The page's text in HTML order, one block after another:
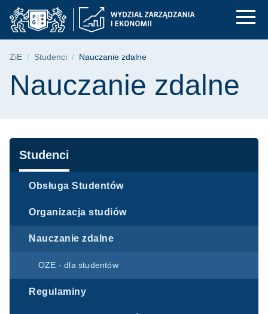
Przejdź
do
menu
Przejdź
do
wyszukiwarki
Przejdź
do
treści
Nauczanie zdalne |
Ścieżka nawigacyjna
ZiE Studenci Nauczanie zdalne
Treść strony
Nauczanie zdalne
Nawigacja
Studenci
Obsługa Studentów
Organizacja studiów
Nauczanie zdalne
OZE - dla studentów
Regulaminy